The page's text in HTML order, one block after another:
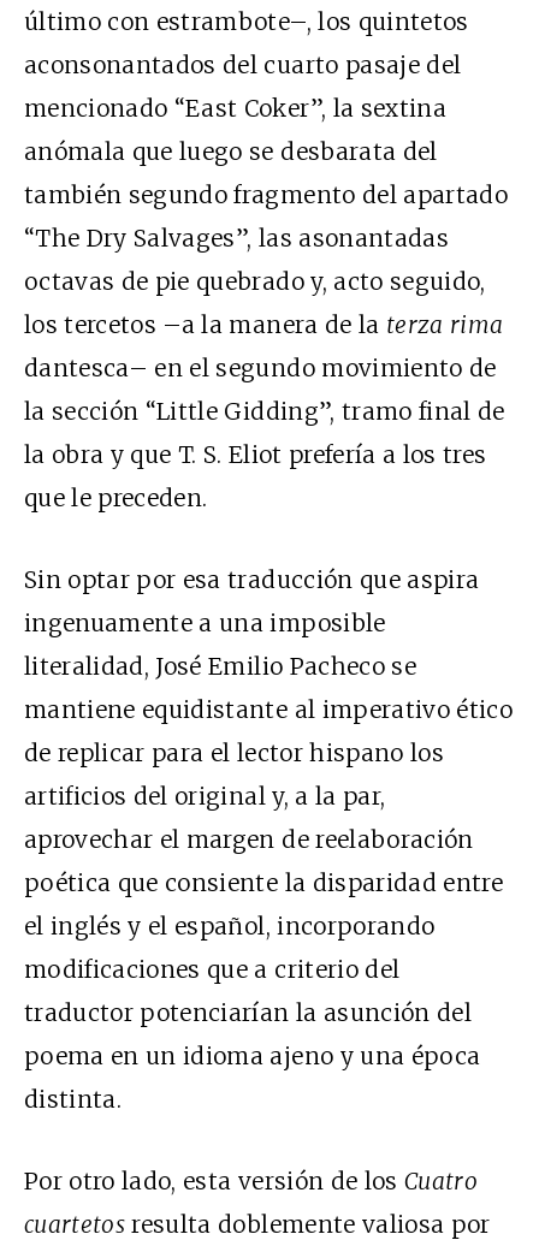
último con estrambote–, los quintetos
aconsonantados del cuarto pasaje del
mencionado “East Coker”, la sextina
anómala que luego se desbarata del
también segundo fragmento del apartado
“The Dry Salvages”, las asonantadas
octavas de pie quebrado y, acto seguido,
los tercetos –a la manera de la terza rima
dantesca– en el segundo movimiento de
la sección “Little Gidding”, tramo final de
la obra y que T. S. Eliot prefería a los tres
que le preceden.
Sin optar por esa traducción que aspira
ingenuamente a una imposible
literalidad, José Emilio Pacheco se
mantiene equidistante al imperativo ético
de replicar para el lector hispano los
artificios del original y, a la par,
aprovechar el margen de reelaboración
poética que consiente la disparidad entre
el inglés y el español, incorporando
modificaciones que a criterio del
traductor potenciarían la asunción del
poema en un idioma ajeno y una época
distinta.
Por otro lado, esta versión de los Cuatro
cuartetos resulta doblemente valiosa por